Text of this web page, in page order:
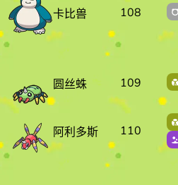
卡比兽 108
圆丝蛛 109
阿利多斯 110